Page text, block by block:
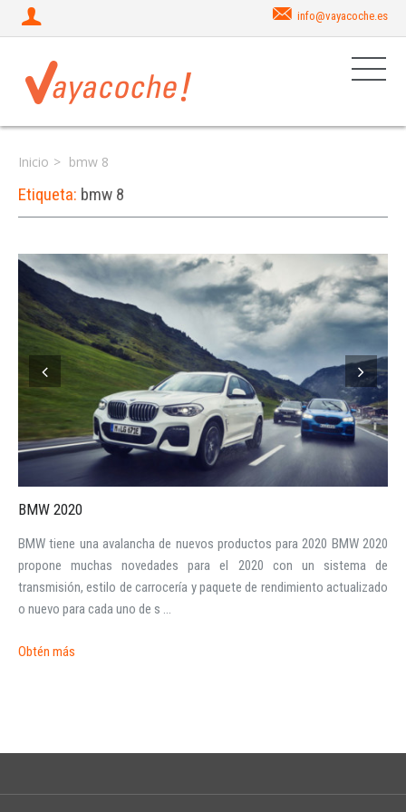
Iniciar sesión
INICIAR SESIÓN
¿Ha olvidado la contraseña?
info@vayacoche.es
Inicio bmw 8
Etiqueta: bmw 8
BMW 2020
BMW tiene una avalancha de nuevos productos para 2020 BMW 2020
propone muchas novedades para el 2020 con un sistema de
transmisión, estilo de carrocería y paquete de rendimiento actualizado
o nuevo para cada uno de s ...
Obtén más